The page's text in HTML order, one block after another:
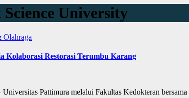
University
Olahraga
Kolaborasi Restorasi Terumbu Karang
Pattimura melalui Fakultas Kedokteran